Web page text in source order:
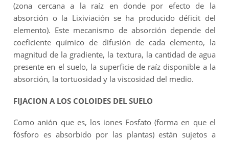
(zona cercana a la raíz en donde por efecto de la
absorción o la Lixiviación se ha producido déficit del
elemento). Este mecanismo de absorción depende del
coeficiente químico de difusión de cada elemento, la
magnitud de la gradiente, la textura, la cantidad de agua
presente en el suelo, la superficie de raíz disponible a la
absorción, la tortuosidad y la viscosidad del medio.
FIJACION A LOS COLOIDES DEL SUELO
Como anión que es, los iones Fosfato (forma en que el
fósforo es absorbido por las plantas) están sujetos a